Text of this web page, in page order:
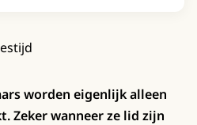
worden eigenlijk alleen
Zeker wanneer ze lid zijn